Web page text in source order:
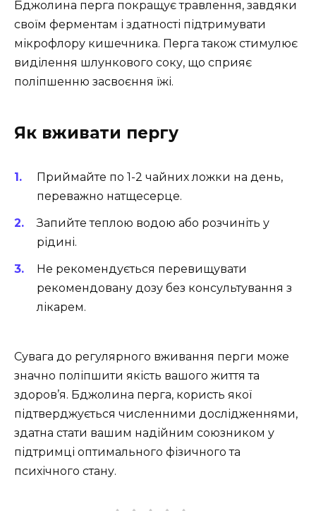
Бджолина перга покращує травлення, завдяки
своїм ферментам і здатності підтримувати
мікрофлору кишечника. Перга також стимулює
виділення шлункового соку, що сприяє
поліпшенню засвоєння їжі.
Як вживати пергу
Приймайте по 1-2 чайних ложки на день,
переважно натщесерце.
Запийте теплою водою або розчиніть у
рідині.
Не рекомендується перевищувати
рекомендовану дозу без консультування з
лікарем.
Сувага до регулярного вживання перги може
значно поліпшити якість вашого життя та
здоров’я. Бджолина перга, користь якої
підтверджується численними дослідженнями,
здатна стати вашим надійним союзником у
підтримці оптимального фізичного та
психічного стану.